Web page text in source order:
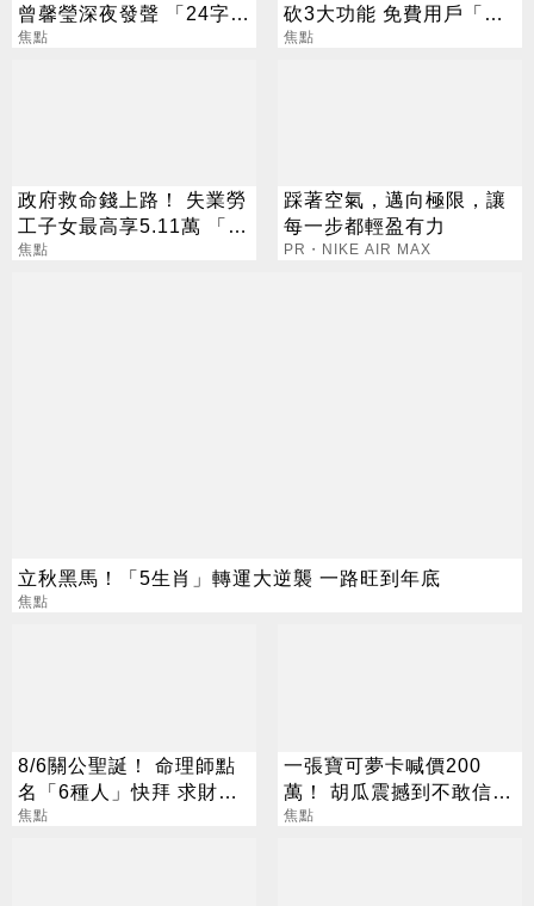
曾馨瑩深夜發聲 「24字」
吐盡最心繫的事
焦點
砍3大功能 免費用戶「這
好康」不能用了
焦點
政府救命錢上路！ 失業勞
工子女最高享5.11萬 「雙
軌補助」一次看懂
焦點
踩著空氣，邁向極限，讓
每一步都輕盈有力
PR・NIKE AIR MAX
立秋黑馬！「5生肖」轉運大逆襲 一路旺到年底
焦點
8/6關公聖誕！ 命理師點
名「6種人」快拜 求財求
職保平安
焦點
一張寶可夢卡喊價200
萬！ 胡瓜震撼到不敢信：
比股票賺得兇
焦點